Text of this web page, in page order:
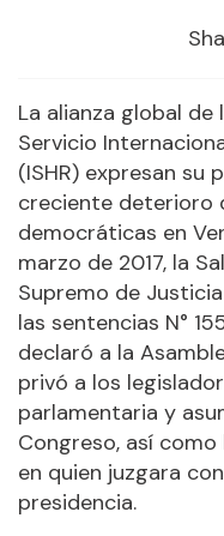
La alianza global de
Servicio
(ISHR) expresan su
creciente deterioro
democráticas en
marzo de 2017, la
Supremo de
las sentencias N°
declaró a la
privó a los
parlamentaria y
Congreso, así
en quien juzgara
presidencia.